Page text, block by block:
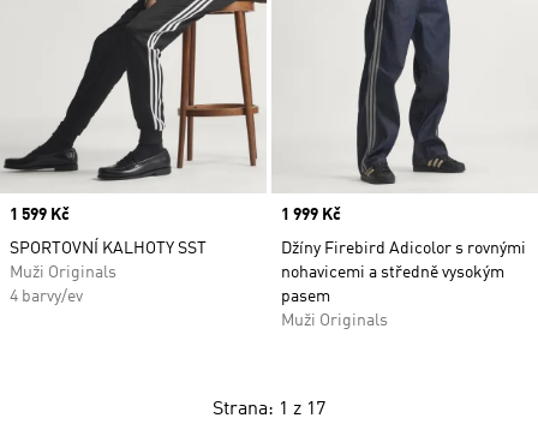
Price
1 599 Kč
SPORTOVNÍ KALHOTY SST
Muži Originals
4 barvy/ev
Price
1 999 Kč
Džíny Firebird Adicolor s rovnými
nohavicemi a středně vysokým
pasem
Muži Originals
Strana: 1 z 17